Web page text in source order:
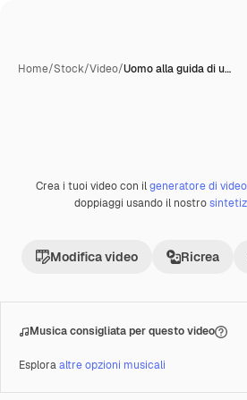
Home/Stock/Video/Uomo alla guida di u…
Premium
Crea i tuoi video con ilgeneratore di
doppiaggi usando il nostro
Modifica video Ricrea
Musica consigliata per questo video
Esploraaltre opzioni musicali